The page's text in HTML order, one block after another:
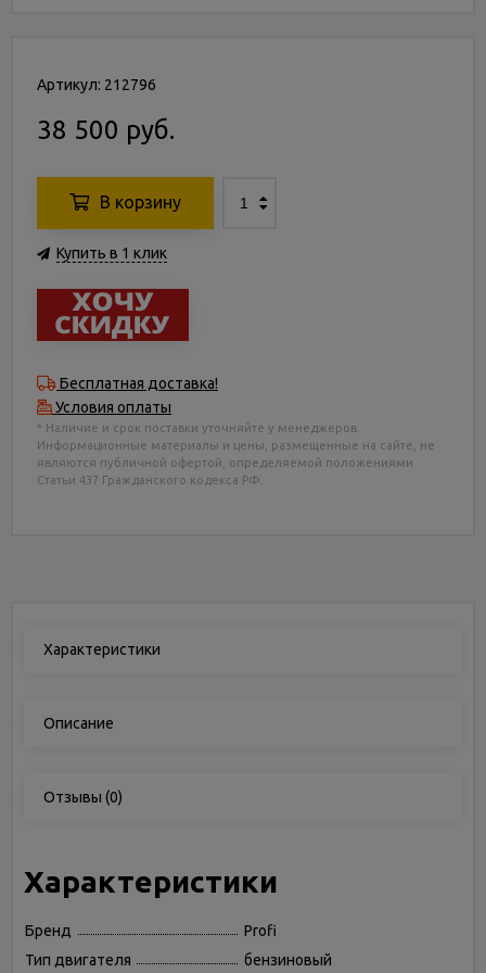
Артикул: 212796
38 500 руб.
В корзину
Купить в 1 клик
Бесплатная доставка!
Условия оплаты
* Наличие и срок поставки уточняйте у менеджеров.
Информационные материалы и цены, размещенные на сайте, не
являются публичной офертой, определяемой положениями
Статьи 437 Гражданского кодекса РФ.
Характеристики
Описание
Отзывы (0)
Характеристики
Бренд
Profi
Тип двигателя
бензиновый